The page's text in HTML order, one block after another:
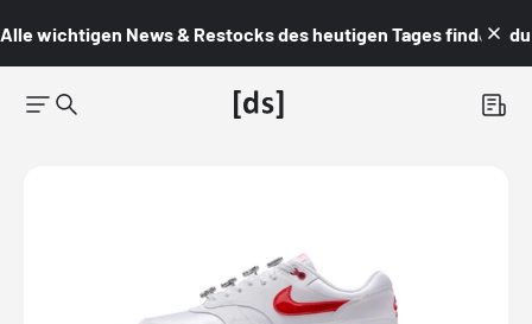
Alle wichtigen News & Restocks des heutigen Tages findest du